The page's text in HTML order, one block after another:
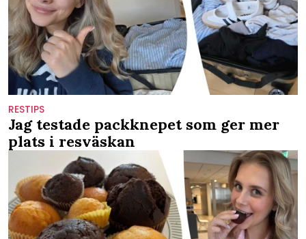
RESTIPS
Jag testade packknepet som ger mer
plats i resväskan